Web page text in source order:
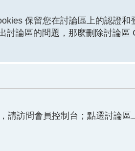
保留您在討論區上的認證
論區的問題，那麼刪除討論區
訪問會員控制台；點選討論